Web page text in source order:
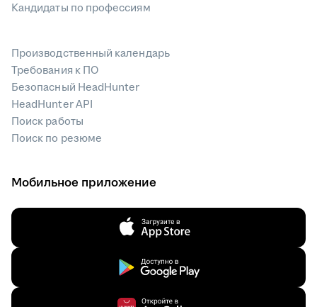
Кандидаты по профессиям
Производственный календарь
Требования к ПО
Безопасный HeadHunter
HeadHunter API
Поиск работы
Поиск по резюме
Мобильное приложение